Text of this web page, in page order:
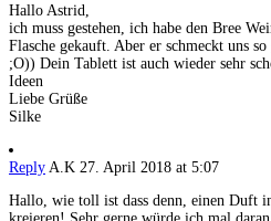
Hallo Astrid,
ich muss gestehen, ich habe den Bree
Flasche gekauft. Aber er schmeckt uns
;O)) Dein Tablett ist auch wieder sehr
Ideen
Liebe Grüße
Silke
Reply A.K 27. April 2018 at 5:07
Hallo, wie toll ist dass denn, einen Duft